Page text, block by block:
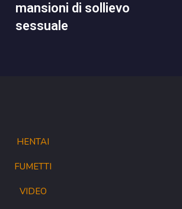
mansioni di sollievo
sessuale
HENTAI
FUMETTI
VIDEO